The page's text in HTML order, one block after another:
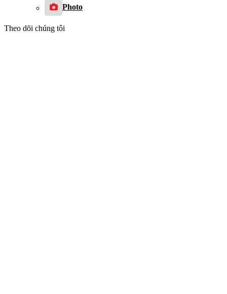
Photo
Theo dõi chúng tôi